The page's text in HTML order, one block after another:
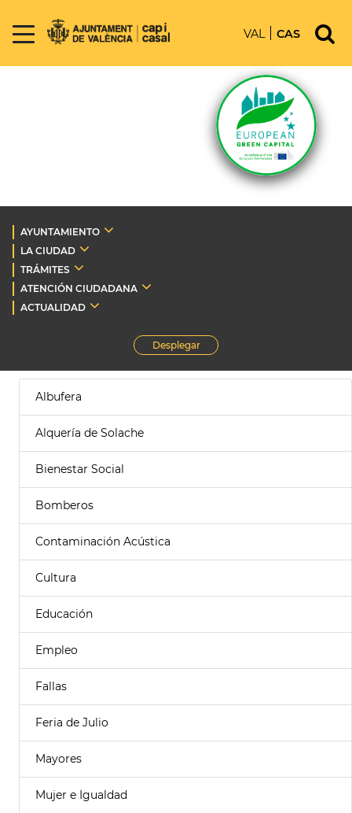
VAL CAS
AYUNTAMIENTO
LA CIUDAD
TRÁMITES
ATENCIÓN CIUDADANA
ACTUALIDAD
Desplegar
Albufera
Alquería de Solache
Bienestar Social
Bomberos
Contaminación Acústica
Cultura
Educación
Empleo
Fallas
Feria de Julio
Mayores
Mujer e Igualdad